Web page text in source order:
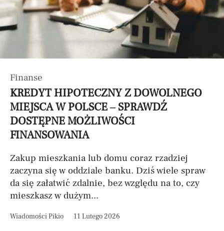
Finanse
KREDYT HIPOTECZNY Z DOWOLNEGO
MIEJSCA W POLSCE – SPRAWDŹ
DOSTĘPNE MOŻLIWOŚCI
FINANSOWANIA
Zakup mieszkania lub domu coraz rzadziej
zaczyna się w oddziale banku. Dziś wiele spraw
da się załatwić zdalnie, bez względu na to, czy
mieszkasz w dużym...
Wiadomości Pikio 11 Lutego 2026